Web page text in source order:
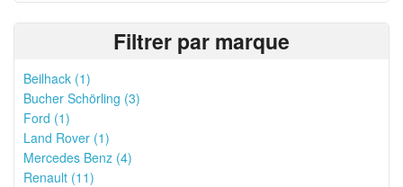
Filtrer par marque
Beilhack (1)
Bucher Schörling (3)
Ford (1)
Land Rover (1)
Mercedes Benz (4)
Renault (11)